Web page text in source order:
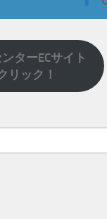
ターECサイト
リック！